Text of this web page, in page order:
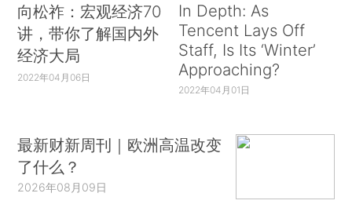
向松祚：宏观经济70
讲，带你了解国内外
经济大局
2022年04月06日
In Depth: As
Tencent Lays Off
Staff, Is Its ‘Winter’
Approaching?
2022年04月01日
最新财新周刊｜欧洲高温改变
了什么？
2026年08月09日